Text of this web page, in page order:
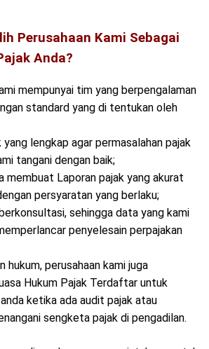
Perusahaan Kami Sebagai
Anda?
mempunyai tim yang berpengalaman
standard yang di tentukan oleh
yang lengkap agar permasalahan pajak
tangani dengan baik;
membuat Laporan pajak yang akurat
persyaratan yang berlaku;
sehingga data yang kami
penyelesain perpajakan
hukum, perusahaan kami juga
Hukum Pajak Terdaftar untuk
ketika ada audit pajak atau
sengketa pajak di pengadilan.